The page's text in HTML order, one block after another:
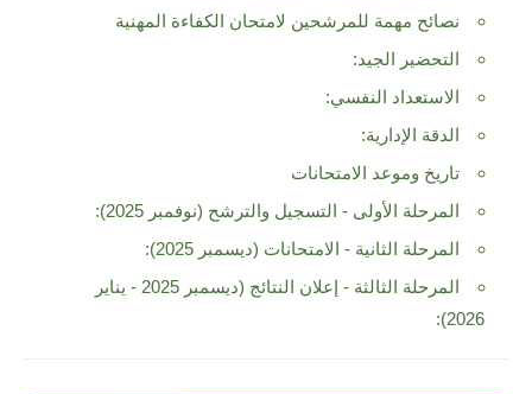
نصائح مهمة للمرشحين لامتحان الكفاءة المهنية
التحضير الجيد:
الاستعداد النفسي:
الدقة الإدارية:
تاريخ وموعد الامتحانات
المرحلة الأولى - التسجيل والترشح (نوفمبر 2025):
المرحلة الثانية - الامتحانات (ديسمبر 2025):
المرحلة الثالثة - إعلان النتائج (ديسمبر 2025 - يناير
2026):